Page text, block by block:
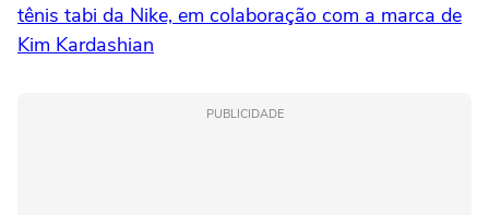
tênis tabi da Nike, em colaboração com a marca de
Kim Kardashian
PUBLICIDADE